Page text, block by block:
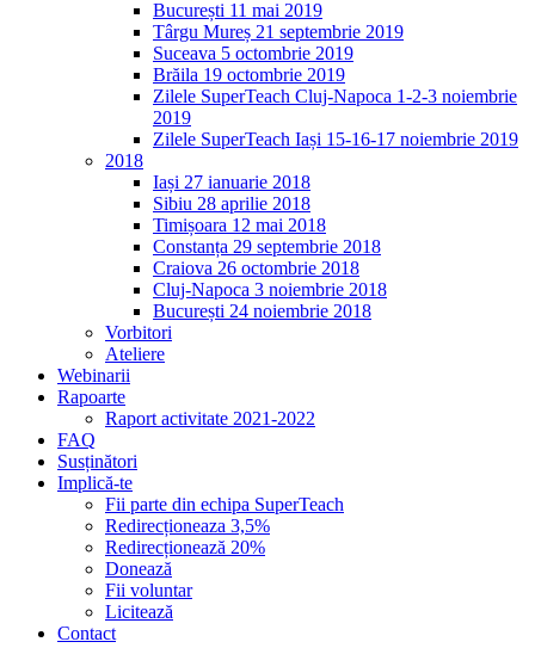
București 11 mai 2019
Târgu Mureș 21 septembrie 2019
Suceava 5 octombrie 2019
Brăila 19 octombrie 2019
Zilele SuperTeach Cluj-Napoca 1-2-3 noiembrie
2019
Zilele SuperTeach Iași 15-16-17 noiembrie 2019
2018
Iași 27 ianuarie 2018
Sibiu 28 aprilie 2018
Timișoara 12 mai 2018
Constanța 29 septembrie 2018
Craiova 26 octombrie 2018
Cluj-Napoca 3 noiembrie 2018
București 24 noiembrie 2018
Vorbitori
Ateliere
Webinarii
Rapoarte
Raport activitate 2021-2022
FAQ
Susținători
Implică-te
Fii parte din echipa SuperTeach
Redirecționeaza 3,5%
Redirecționează 20%
Donează
Fii voluntar
Licitează
Contact